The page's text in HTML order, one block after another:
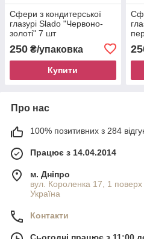
Сфери з кондитерської
глазурі Slado "Червоно-
золоті" 7 шт
250 ₴/упаковка
Купити
Про нас
100% позитивних з 284
Працює з 14.04.2014
м. Дніпро
вул. Короленка 17, 1 поверх
Україна
Контакти